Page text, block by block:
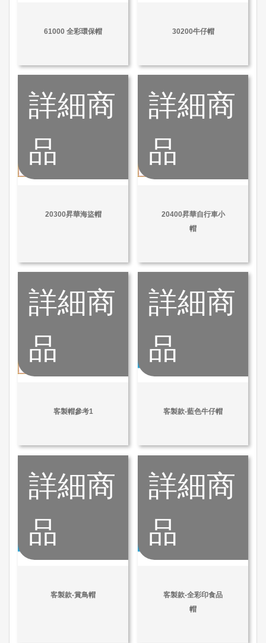
61000 全彩環保帽 30200牛仔帽
詳細商
品
20300昇華海盜帽
詳細商
品
20400昇華自行車小
帽
詳細商
品
客製帽參考1
詳細商
品
客製款-藍色牛仔帽
詳細商
品
客製款-賞鳥帽
詳細商
品
客製款-全彩印食品
帽